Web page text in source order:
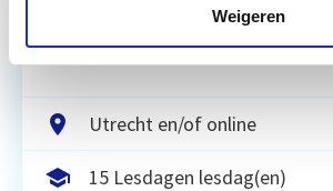
Weigeren
verbeteren. De belangrijkste trends
Utrecht en/of online
15 Lesdagen lesdag(en)